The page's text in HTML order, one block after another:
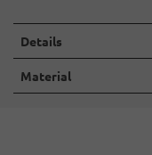
Details
Material